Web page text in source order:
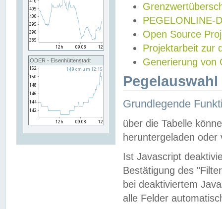
ODER - Eisenhüttenstadt
PEGELONLINE-
Open Source
Projektarbeit zur
Generierung von
Grundlegende
über die Tabelle
heruntergeladen oder
Ist Javascript
Bestätigung des
bei deaktiviertem
alle Felder